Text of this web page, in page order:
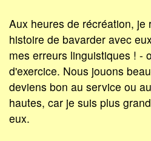
Aux heures de récréation, je
histoire de bavarder avec
mes erreurs linguistiques ! -
d'exercice. Nous jouons
deviens bon au service ou
hautes, car je suis plus
eux.